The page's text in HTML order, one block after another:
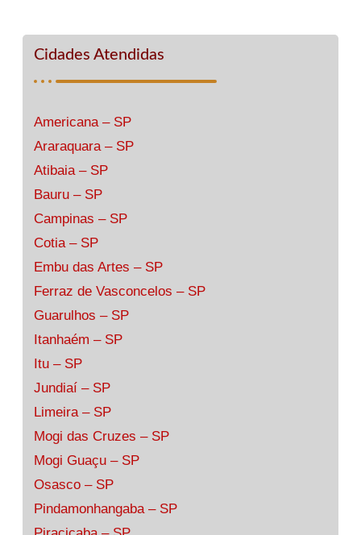
Cidades Atendidas
Americana – SP
Araraquara – SP
Atibaia – SP
Bauru – SP
Campinas – SP
Cotia – SP
Embu das Artes – SP
Ferraz de Vasconcelos – SP
Guarulhos – SP
Itanhaém – SP
Itu – SP
Jundiaí – SP
Limeira – SP
Mogi das Cruzes – SP
Mogi Guaçu – SP
Osasco – SP
Pindamonhangaba – SP